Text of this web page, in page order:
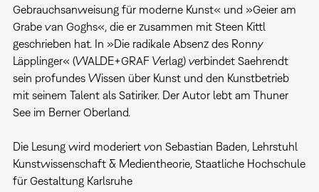
Gebrauchsanweisung für moderne Kunst« und »Geier am
Grabe van Goghs«, die er zusammen mit Steen Kittl
geschrieben hat. In »Die radikale Absenz des Ronny
Läpplinger« (WALDE+GRAF Verlag) verbindet Saehrendt
sein profundes Wissen über Kunst und den Kunstbetrieb
mit seinem Talent als Satiriker. Der Autor lebt am Thuner
See im Berner Oberland.
Die Lesung wird moderiert von Sebastian Baden, Lehrstuhl
Kunstwissenschaft & Medientheorie, Staatliche Hochschule
für Gestaltung Karlsruhe